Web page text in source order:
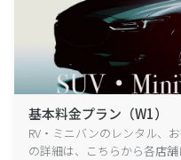
基本料金プラン（W1）
RV・ミニバンのレンタル、
の詳細は、こちらから各店舗